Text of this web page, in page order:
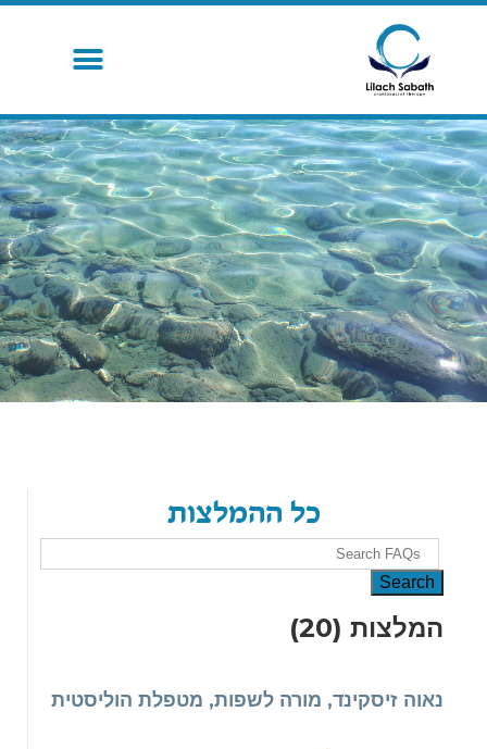
כל ההמלצות
המלצות (20)
נאוה זיסקינד, מורה לשפות, מטפלת הוליסטית